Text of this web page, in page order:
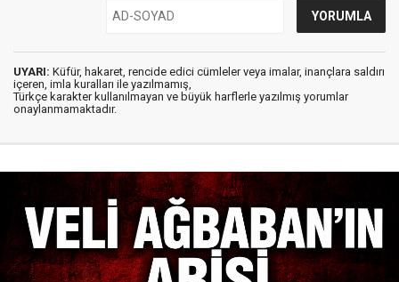
UYARI: Küfür, hakaret, rencide edici cümleler veya imalar, inançlara saldırı
içeren, imla kuralları ile yazılmamış,
Türkçe karakter kullanılmayan ve büyük harflerle yazılmış yorumlar
onaylanmamaktadır.